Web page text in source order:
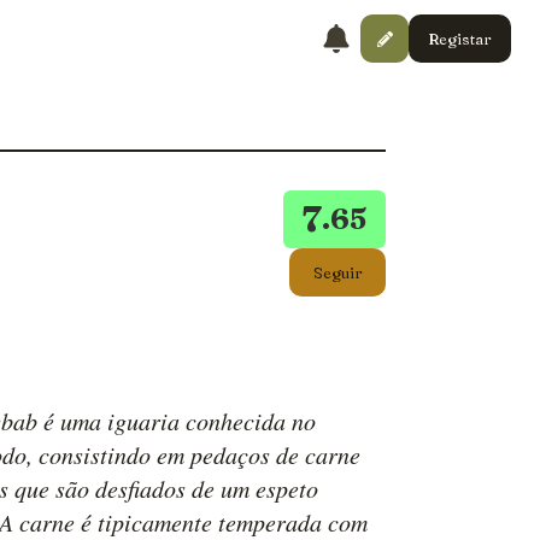
Registar
7.65
Seguir
é uma iguaria conhecida no
consistindo em pedaços de carne
que são desfiados de um espeto
carne é tipicamente temperada com